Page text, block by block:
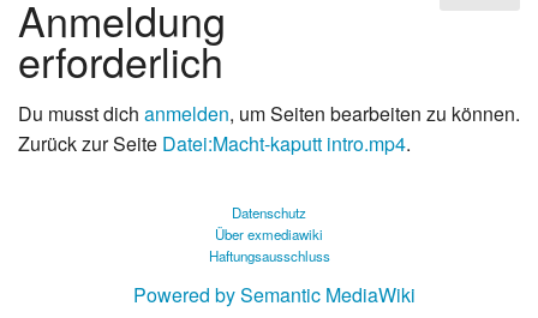
Anmeldung
erforderlich
Du musst dich anmelden, um Seiten bearbeiten zu können.
Zurück zur Seite Datei:Macht-kaputt intro.mp4.
Datenschutz
Über exmediawiki
Haftungsausschluss
Powered by Semantic MediaWiki